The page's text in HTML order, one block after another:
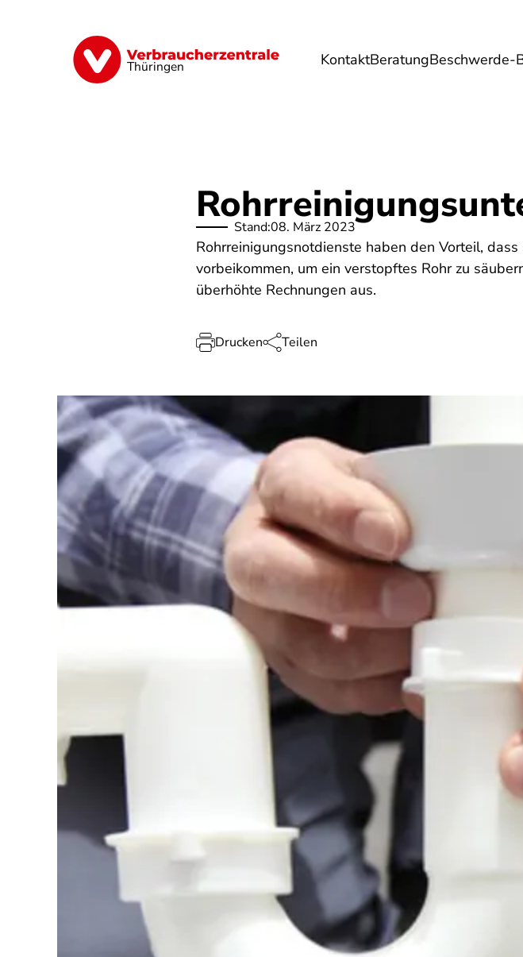
Thüringen KontaktBeratungBeschwerde-
Finanzen Digitales Lebensmittel Umwelt
Stand:08. März 2023
Rohrreinigungsnotdienste haben den Vorteil,
vorbeikommen, um ein verstopftes Rohr zu
überhöhte Rechnungen aus.
Drucken Teilen